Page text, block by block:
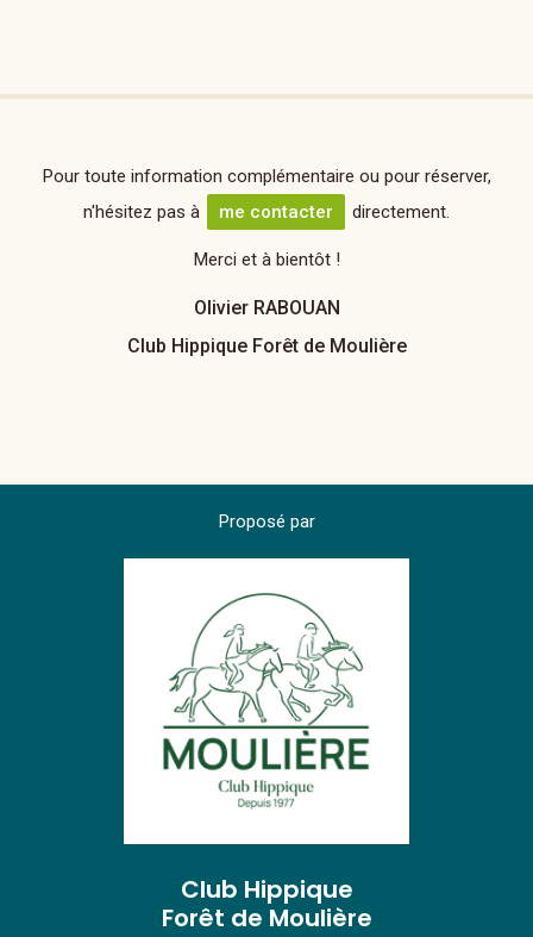
Pour toute information complémentaire ou pour réserver,
n'hésitez pas à
me contacter directement.
Merci et à bientôt !
Olivier RABOUAN
Club Hippique Forêt de Moulière
Proposé par
Club Hippique
Forêt de Moulière